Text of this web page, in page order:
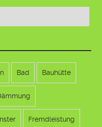
Bad Bauhütte
Fremdleistung